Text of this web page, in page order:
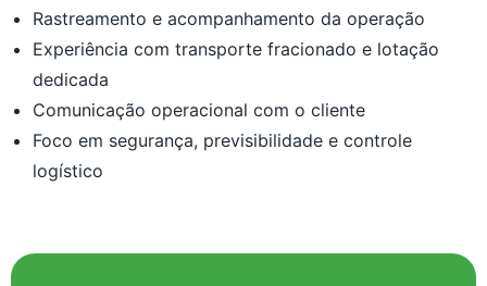
Rastreamento e acompanhamento da operação
Experiência com transporte fracionado e lotação
dedicada
Comunicação operacional com o cliente
Foco em segurança, previsibilidade e controle
logístico